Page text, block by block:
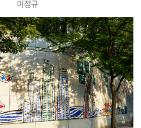
이정규